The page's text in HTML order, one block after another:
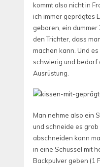
kommt also nicht in
ich immer geprägtes
geboren, ein
den Trichter, dass
machen kann. Und
schwierig und
Ausrüstung.
Man nehme also ein
und schneide es grob
abschneiden kann
in eine Schüssel mit
Backpulver geben (1